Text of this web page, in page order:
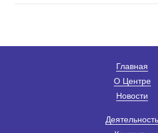
Главная
О Центре
Новости
Деятельность